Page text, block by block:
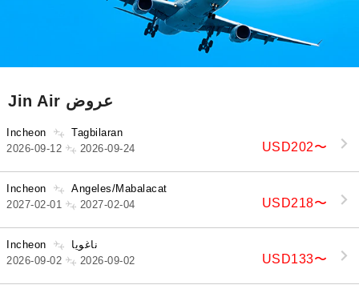
Jin Air عروض
Incheon Tagbilaran
USD202〜
2026-09-12 2026-09-24
Incheon Angeles/Mabalacat
USD218〜
2027-02-01 2027-02-04
Incheon ناغويا
USD133〜
2026-09-02 2026-09-02